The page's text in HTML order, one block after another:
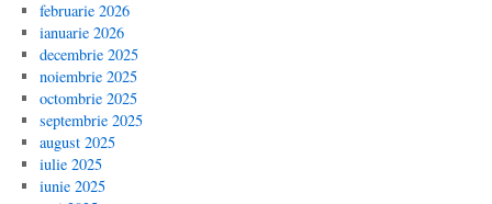
februarie 2026
ianuarie 2026
decembrie 2025
noiembrie 2025
octombrie 2025
septembrie 2025
august 2025
iulie 2025
iunie 2025